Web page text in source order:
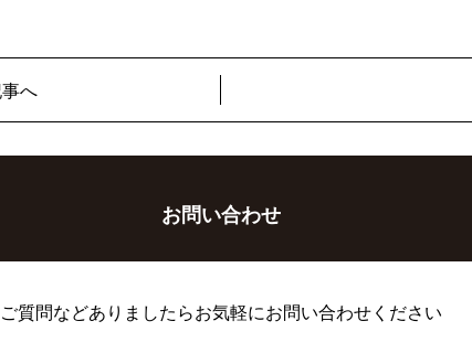
へ
お問い合わせ
ご質問などありましたらお気軽にお問い合わせください